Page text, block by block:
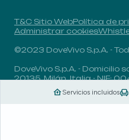
Servicios incluidos
T&C Sitio WebPolítica de
Administrar cookies
©2023 DoveVivo S.p.A. -
DoveVivo S.p.A. - Domicilio
20135, Milán, Italia - NIF:
1838078 - Capital social:
desembolsado